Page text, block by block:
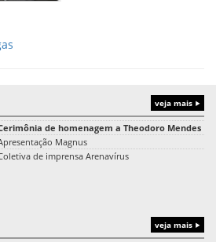
veja mais
de homenagem a Theodoro Mendes
Magnus
de imprensa Arenavírus
veja mais